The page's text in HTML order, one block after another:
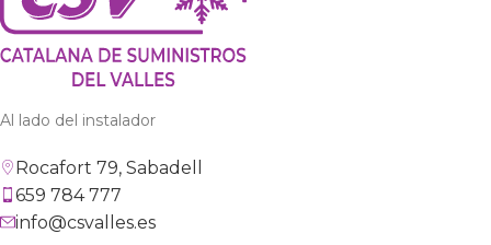
Al lado del instalador
Rocafort 79, Sabadell
659 784 777
info@csvalles.es